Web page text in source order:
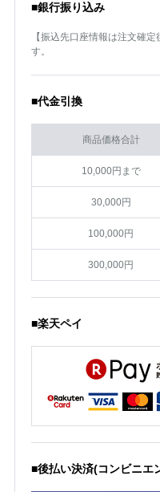
■銀行振り込み
【振込先口座情報は注文確
す。
■代金引換
商品価格合計
10,000円まで
30,000円
100,000円
300,000円
■楽天ペイ
■後払い決済(コンビニエ